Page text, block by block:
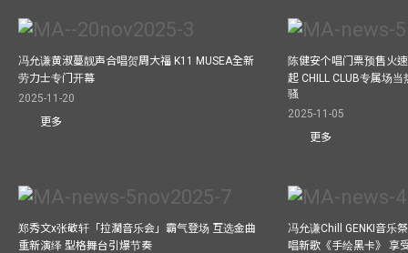
冯允谦黄淑蔓靓声合唱贺周大福 K11 MUSEA全新
劳力士专门开幕
2025-11-20
更多
陈健安个唱门票预售火
起 CHILL CLUB专属场
骚
2025-11-05
更多
郑秀文x张敬轩「拉濶音乐会」霸气登场 互选金曲
重新演绎 型格舞台引爆节奏
冯允谦Chill GENKI音乐
唱新歌《手绘黑卡》 享